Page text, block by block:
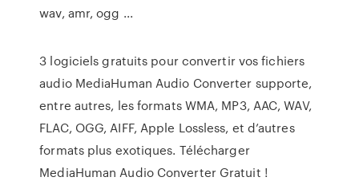
wav, amr, ogg ...
3 logiciels gratuits pour convertir vos fichiers
audio MediaHuman Audio Converter supporte,
entre autres, les formats WMA, MP3, AAC, WAV,
FLAC, OGG, AIFF, Apple Lossless, et d’autres
formats plus exotiques. Télécharger
MediaHuman Audio Converter Gratuit !